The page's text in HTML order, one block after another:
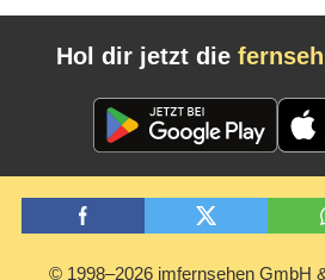
Hol dir jetzt die
© 1998–2026 imfernsehen GmbH